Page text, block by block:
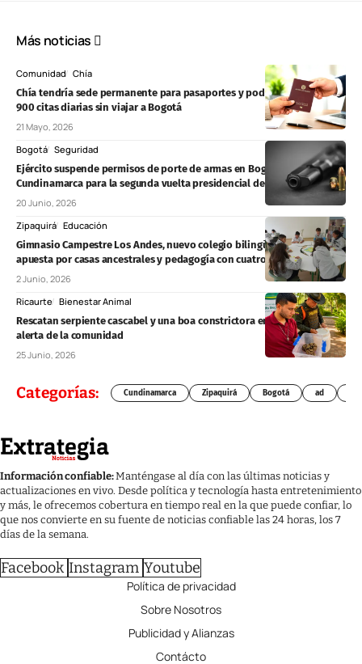
Más noticias
Comunidad Chía
Chía tendría sede permanente para pasaportes y podría atender hasta
900 citas diarias sin viajar a Bogotá
21 Mayo, 2026
Bogotá Seguridad
Ejército suspende permisos de porte de armas en Bogotá y
Cundinamarca para la segunda vuelta presidencial del 21 de junio
20 Junio, 2026
Zipaquirá Educación
Gimnasio Campestre Los Andes, nuevo colegio bilingüe en Zipaquirá,
apuesta por casas ancestrales y pedagogía con cuatro enfoques
2 Junio, 2026
Ricaurte Bienestar Animal
Rescatan serpiente cascabel y una boa constrictora en Ricaurte tras
alerta de la comunidad
25 Junio, 2026
Categorías: Cundinamarca Zipaquirá Bogotá ad
Información confiable:Manténgase al día con las últimas noticias y
actualizaciones en vivo. Desde política y tecnología hasta entretenimiento
y más, le ofrecemos cobertura en tiempo real en la que puede confiar, lo
que nos convierte en su fuente de noticias confiable las 24 horas, los 7
días de la semana.
Facebook Instagram Youtube
Política de privacidad
Sobre Nosotros
Publicidad y Alianzas
Contácto